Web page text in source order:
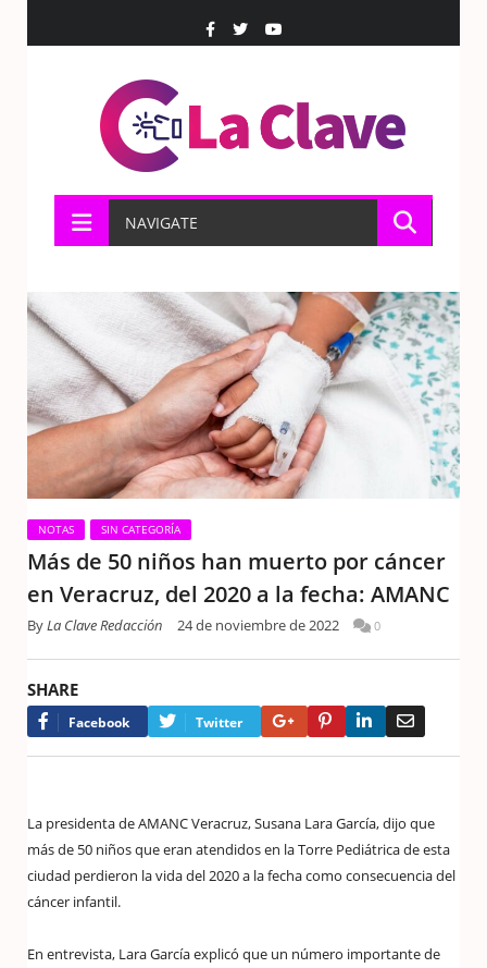
NAVIGATE
NOTAS SIN CATEGORÍA
Más de 50 niños han muerto por cáncer
en Veracruz, del 2020 a la fecha: AMANC
ByLa Clave Redacción 24 de noviembre de 2022 0
SHARE
Facebook Twitter Google+PinterestLinkedIn
La presidenta de AMANC Veracruz, Susana Lara García, dijo que
más de 50 niños que eran atendidos en la Torre Pediátrica de esta
ciudad perdieron la vida del 2020 a la fecha como consecuencia del
cáncer infantil.
En entrevista, Lara García explicó que un número importante de